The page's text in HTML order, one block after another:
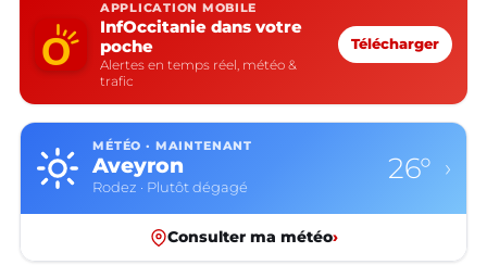
APPLICATION MOBILE
InfOccitanie dans votre
poche
Alertes en temps réel, météo &
trafic
Télécharger
MÉTÉO · MAINTENANT
Aveyron
Rodez · Plutôt dégagé
26° ›
Consulter ma météo›